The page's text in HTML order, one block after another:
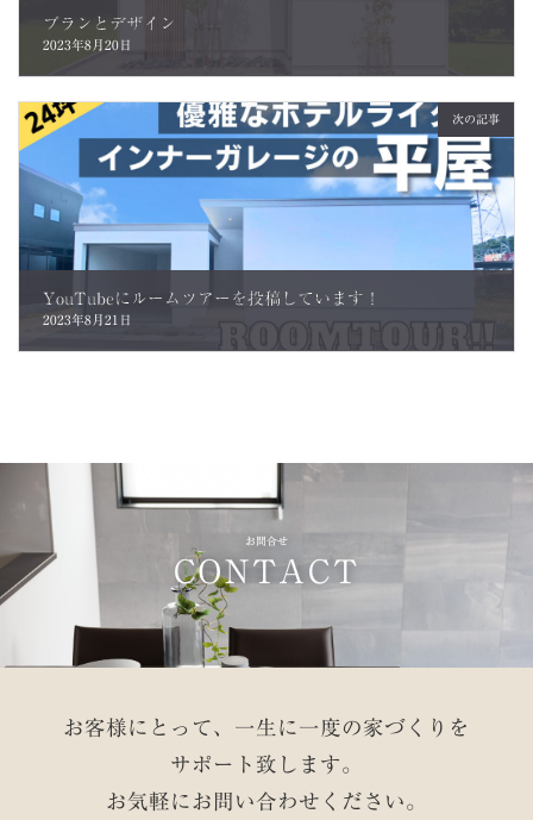
プランとデザイン
2023年8月20日
次の記事
YouTubeにルームツアーを投稿しています！
2023年8月21日
お問合せ
CONTACT
お客様にとって、一生に一度の家づくりを
サポート致します。
お気軽にお問い合わせください。